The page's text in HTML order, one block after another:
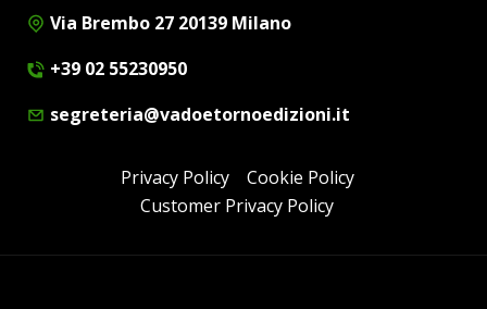
Via Brembo 27 20139 Milano
+39 02 55230950
segreteria@vadoetornoedizioni.it
Privacy Policy
Cookie Policy
Customer Privacy Policy